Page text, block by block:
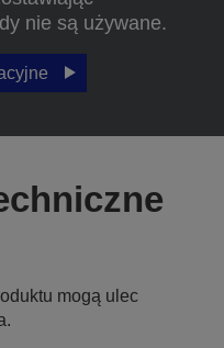
nie są używane.
mogą ulec